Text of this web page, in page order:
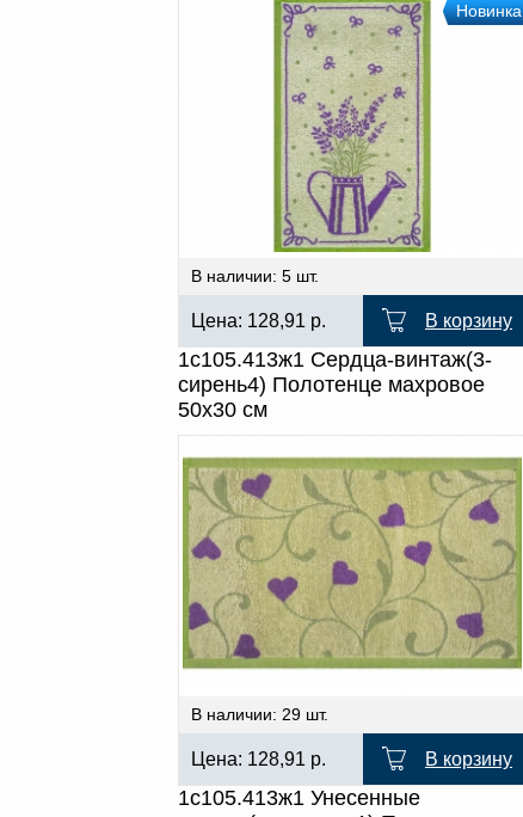
Новинка
В наличии: 5 шт.
Цена: 128,91 р. В корзину
1с105.413ж1 Сердца-винтаж(3-
сирень4) Полотенце махровое
50х30 см
В наличии: 29 шт.
Цена: 128,91 р. В корзину
1с105.413ж1 Унесенные